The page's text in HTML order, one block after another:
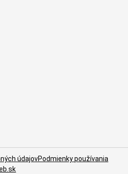
údajovPodmienky používania